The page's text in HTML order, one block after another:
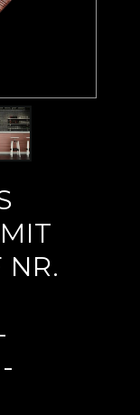
NR.